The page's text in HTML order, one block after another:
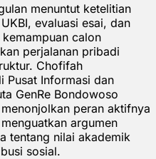
menuntut ketelitian
evaluasi esai, dan
calon
perjalanan pribadi
Chofifah
Pusat Informasi dan
GenRe Bondowoso
peran aktifnya
argumen
tentang nilai akademik
sosial.